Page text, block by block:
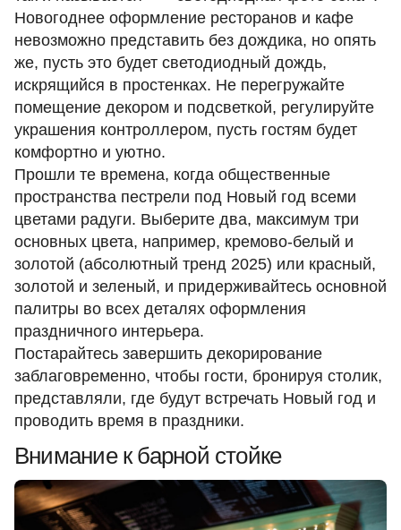
Новогоднее оформление ресторанов и кафе
невозможно представить без дождика, но опять
же, пусть это будет светодиодный дождь,
искрящийся в простенках. Не перегружайте
помещение декором и подсветкой, регулируйте
украшения контроллером, пусть гостям будет
комфортно и уютно.
Прошли те времена, когда общественные
пространства пестрели под Новый год всеми
цветами радуги. Выберите два, максимум три
основных цвета, например, кремово-белый и
золотой (абсолютный тренд 2025) или красный,
золотой и зеленый, и придерживайтесь основной
палитры во всех деталях оформления
праздничного интерьера.
Постарайтесь завершить декорирование
заблаговременно, чтобы гости, бронируя столик,
представляли, где будут встречать Новый год и
проводить время в праздники.
Внимание к барной стойке